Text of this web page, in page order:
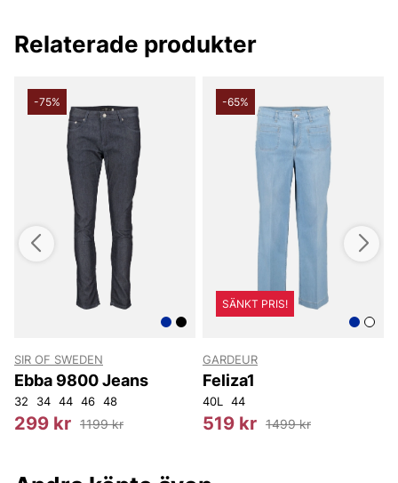
Relaterade produkter
-75%
SIR OF SWEDEN
Ebba 9800 Jeans
32 34 44 46 48
299 kr 1199 kr
-65%
SÄNKT PRIS!
GARDEUR
Feliza1
40L 44
519 kr 1499 kr